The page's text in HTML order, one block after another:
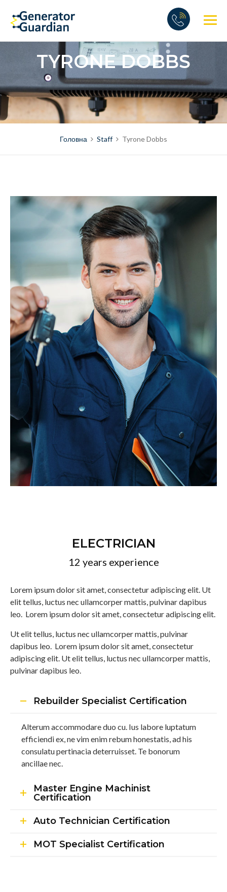
content
TYRONE DOBBS
Головна Staff Tyrone Dobbs
ELECTRICIAN
12 years experience
Lorem ipsum dolor sit amet, consectetur adipiscing elit. Ut
elit tellus, luctus nec ullamcorper mattis, pulvinar dapibus
leo. Lorem ipsum dolor sit amet, consectetur adipiscing elit.
Ut elit tellus, luctus nec ullamcorper mattis, pulvinar
dapibus leo. Lorem ipsum dolor sit amet, consectetur
adipiscing elit. Ut elit tellus, luctus nec ullamcorper mattis,
pulvinar dapibus leo.
Rebuilder Specialist Certification
Alterum accommodare duo cu. Ius labore luptatum
efficiendi ex, ne vim enim rebum honestatis, ad his
consulatu pertinacia deterruisset. Te bonorum
ancillae nec.
Master Engine Machinist
Certification
Auto Technician Certification
MOT Specialist Certification